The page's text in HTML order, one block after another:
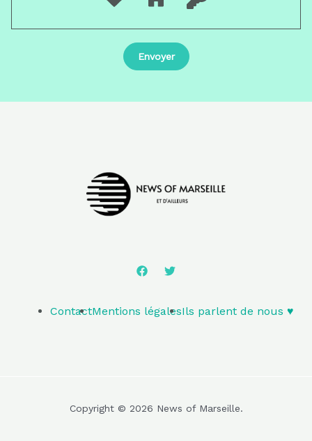
ContactMentions légalesIls parlent de nous ♥️
Copyright © 2026 News of Marseille.